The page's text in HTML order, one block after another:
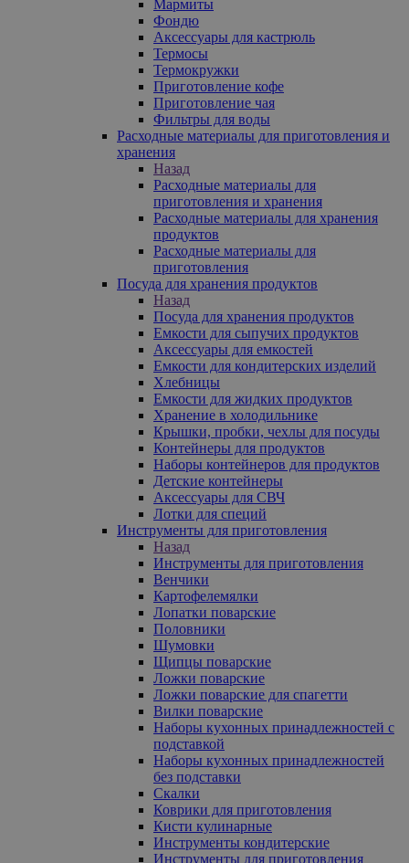
Мармиты
Фондю
Аксессуары для кастрюль
Термосы
Термокружки
Приготовление кофе
Приготовление чая
Фильтры для воды
Расходные материалы для приготовления и
хранения
Назад
Расходные материалы для
приготовления и хранения
Расходные материалы для хранения
продуктов
Расходные материалы для
приготовления
Посуда для хранения продуктов
Назад
Посуда для хранения продуктов
Емкости для сыпучих продуктов
Аксессуары для емкостей
Емкости для кондитерских изделий
Хлебницы
Емкости для жидких продуктов
Хранение в холодильнике
Крышки, пробки, чехлы для посуды
Контейнеры для продуктов
Наборы контейнеров для продуктов
Детские контейнеры
Аксессуары для СВЧ
Лотки для специй
Инструменты для приготовления
Назад
Инструменты для приготовления
Венчики
Картофелемялки
Лопатки поварские
Половники
Шумовки
Щипцы поварские
Ложки поварские
Ложки поварские для спагетти
Вилки поварские
Наборы кухонных принадлежностей с
подставкой
Наборы кухонных принадлежностей
без подставки
Скалки
Коврики для приготовления
Кисти кулинарные
Инструменты кондитерские
Инструменты для приготовления